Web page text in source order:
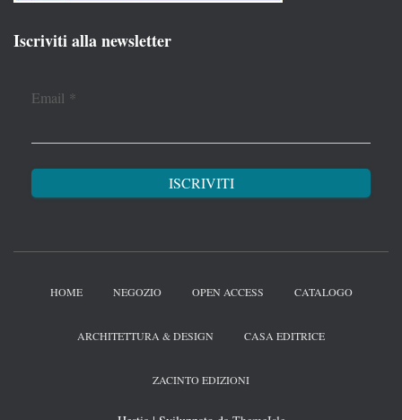
Iscriviti alla newsletter
Email *
HOME NEGOZIO OPEN ACCESS CATALOGO
ARCHITETTURA & DESIGN CASA EDITRICE
ZACINTO EDIZIONI